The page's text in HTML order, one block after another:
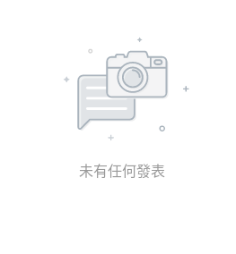
未有任何發表